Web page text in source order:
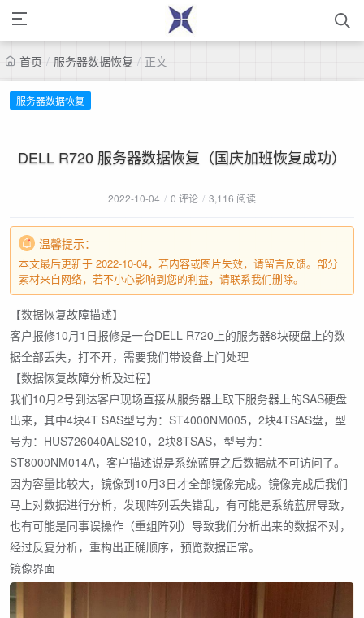
首页 / 服务器数据恢复 / 正文
服务器数据恢复
DELL R720 服务器数据恢复（国庆加班恢复成功）
2022-10-04 / 0 评论 / 3,116 阅读
温馨提示：
本文最后更新于 2022-10-04，若内容或图片失效，请留言反馈。部分
素材来自网络，若不小心影响到您的利益，请联系我们删除。
【数据恢复故障描述】
客户报修10月1日报修是一台DELL R720上的服务器8块硬盘上的数
据全部丢失，打不开，需要我们带设备上门处理
【数据恢复故障分析及过程】
我们10月2号到达客户现场直接从服务器上取下服务器上的SAS硬盘
出来，其中4块4T SAS型号为：ST4000NM005，2块4TSAS盘，型
号为：HUS726040ALS210，2块8TSAS，型号为：
ST8000NM014A，客户描述说是系统蓝屏之后数据就不可访问了。
因为容量比较大，镜像到10月3日才全部镜像完成。镜像完成后我们
马上对数据进行分析，发现阵列丢失错乱，有可能是系统蓝屏导致，
也有可能是同事误操作（重组阵列）导致我们分析出来的数据不对，
经过反复分析，重构出正确顺序，预览数据正常。
镜像界面